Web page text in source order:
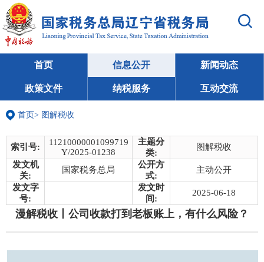
首页 信息公开 新闻动态
政策文件 纳税服务 互动交流
首页> 图解税收
索引号:
11210000001099719
Y/2025-01238
主题分
类:
图解税收
发文机
关:
国家税务总局
公开方
式:
主动公开
发文字
号:
发文时
间:
2025-06-18
漫解税收丨公司收款打到老板账上，有什么风险？